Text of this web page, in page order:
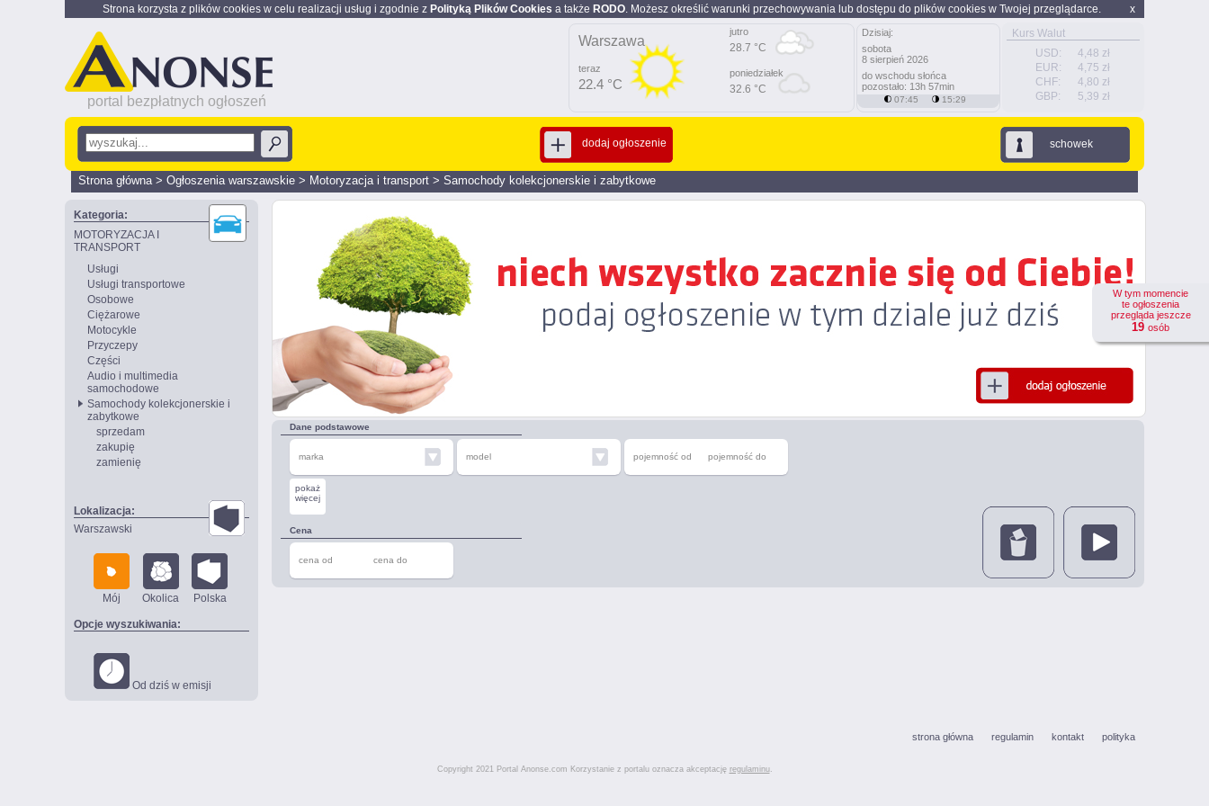
x
Strona korzysta z plików cookies w celu realizacji usług i zgodnie z Polityką Plików Cookies a także RODO. Możesz określić warunki przechowywania lub dostępu do plików cookies w Twojej przeglądarce.
portal bezpłatnych ogłoszeń
Kurs Walut
USD:
4,48 zł
EUR:
4,75 zł
CHF:
4,80 zł
GBP:
5,39 zł
Warszawa
teraz
22.4 °C
jutro
28.7 °C
poniedziałek
32.6 °C
Dzisiaj:
sobota
8 sierpień 2026
do wschodu słońca
pozostało: 13h 57min
07:45 15:29
schowek
dodaj ogłoszenie
Strona główna> Ogłoszenia warszawskie > Motoryzacja i transport > Samochody kolekcjonerskie i zabytkowe
Kategoria:
MOTORYZACJA I
TRANSPORT
Usługi
Usługi transportowe
Osobowe
Ciężarowe
Motocykle
Przyczepy
Części
Audio i multimedia
samochodowe
Samochody kolekcjonerskie i
zabytkowe
sprzedam
zakupię
zamienię
Lokalizacja:
Warszawski
Mój Okolica Polska
Opcje wyszukiwania:
Od dziś w emisji
W tym momencie
te ogłoszenia
przegląda jeszcze
19 osób
Dane podstawowe
marka model pojemność od pojemność do
pokaż
więcej
Cena
cena od cena do
strona główna regulamin kontakt polityka
Copyright 2021 Portal Anonse.com Korzystanie z portalu oznacza akceptację regulaminu.